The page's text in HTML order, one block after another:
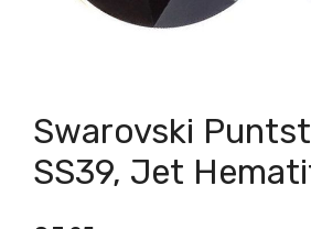
Swarovski
SS39, Jet